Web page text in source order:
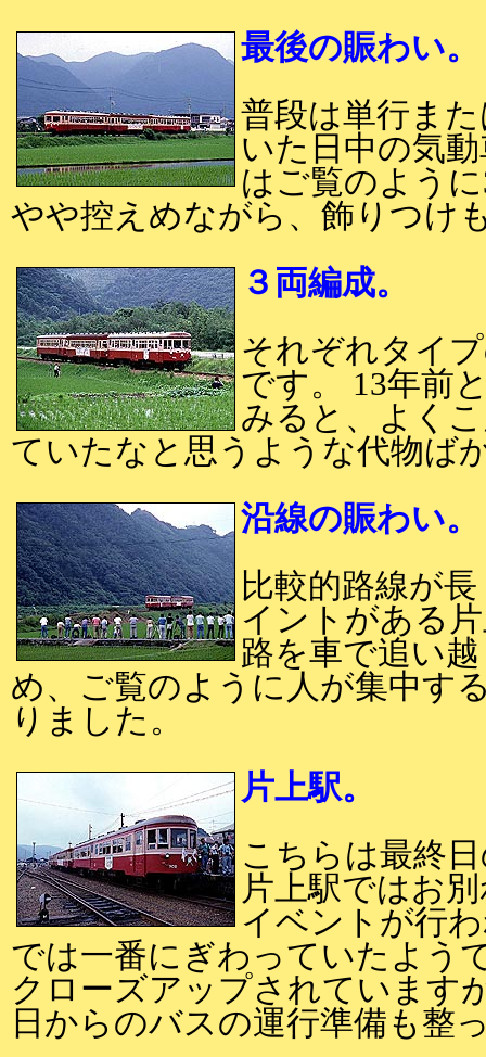
最後の賑わい
普段は単行ま
いた日中の気
はご覧のよう
やや控えめながら、飾りつけ
３両編成。
それぞれタイ
です。 13年前
みると、よく
ていたなと思うような代物ば
沿線の賑わい
比較的路線が
イントがある
路を車で追い
め、ご覧のように人が集中す
りました。
片上駅。
こちらは最終
片上駅ではお
イベントが行
では一番にぎわっていたよう
クローズアップされています
日からのバスの運行準備も整